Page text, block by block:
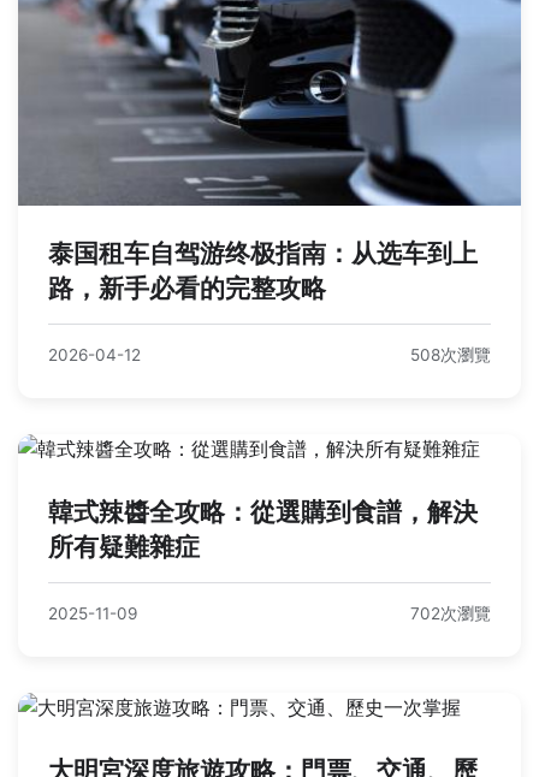
泰国租车自驾游终极指南：从选车到上
路，新手必看的完整攻略
2026-04-12 508次瀏覽
韓式辣醬全攻略：從選購到食譜，解決
所有疑難雜症
2025-11-09 702次瀏覽
大明宮深度旅遊攻略：門票、交通、歷